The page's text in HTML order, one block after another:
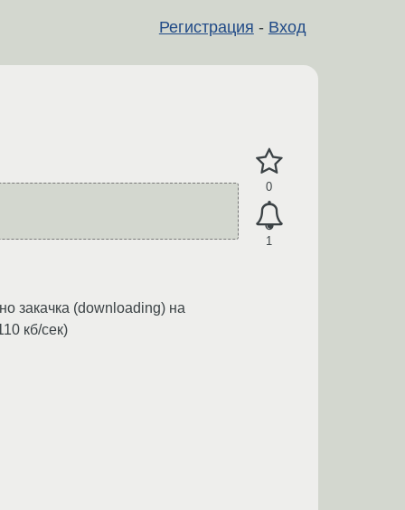
Регистрация - Вход
0
1
закачка (downloading) на
кб/сек)